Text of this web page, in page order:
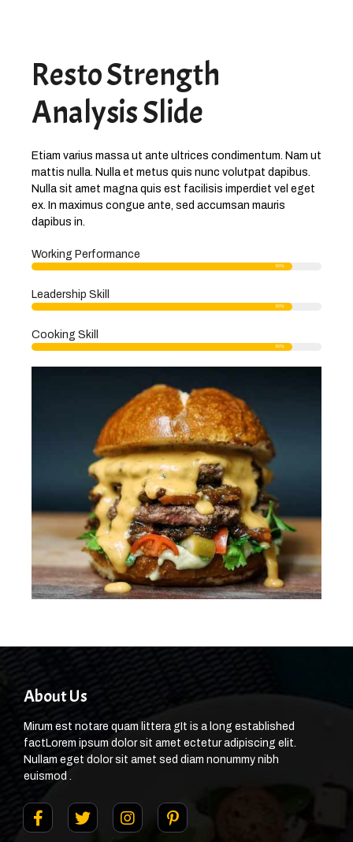
Resto Strength
Analysis Slide
Etiam varius massa ut ante ultrices condimentum. Nam ut
mattis nulla. Nulla et metus quis nunc volutpat dapibus.
Nulla sit amet magna quis est facilisis imperdiet vel eget
ex. In maximus congue ante, sed accumsan mauris
dapibus in.
Working Performance
95%
Leadership Skill
95%
Cooking Skill
95%
About Us
Mirum est notare quam littera gIt is a long established
factLorem ipsum dolor sit amet ectetur adipiscing elit.
Nullam eget dolor sit amet sed diam nonummy nibh
euismod .